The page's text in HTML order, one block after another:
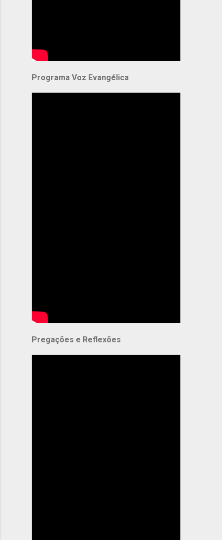
Programa Voz Evangélica
Pregações e Reflexões